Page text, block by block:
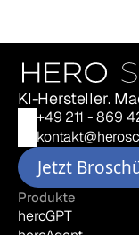
KI-Hersteller.
+49 211 - 869
Jetzt
Produkte
heroGPT